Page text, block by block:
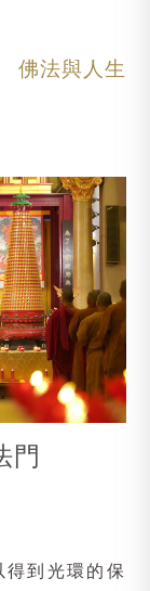
佛法與人生
門
到光環的保